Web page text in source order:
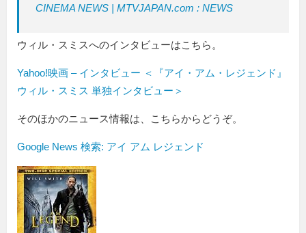
CINEMA NEWS | MTVJAPAN.com : NEWS
ウィル・スミスへのインタビューはこちら。
Yahoo!映画 – インタビュー ＜『アイ・アム・レジェンド』
ウィル・スミス 単独インタビュー＞
そのほかのニュース情報は、こちらからどうぞ。
Google News 検索: アイ アム レジェンド